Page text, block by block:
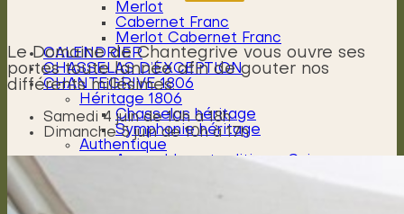
Merlot
Cabernet Franc
Merlot Cabernet Franc
CALENDRIER
CHASSELAS D’EXCEPTION
CHANTEGRIVE 1806
Héritage 1806
Chasselas héritage
Symphonie héritage
Authentique
Assemblage tradition – Suisse
DOMAINE
Le Domaine de Chantegrive vous ouvre ses
portes toute l’année afin de gouter nos
différents millésimes.
Samedi 4 juin de 10h à 18h
Dimanche 5 juin de 10h à 17h